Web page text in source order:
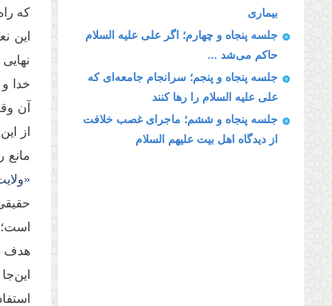
بیماری
جلسه پنجاه و چهارم؛ اگر علی علیه السلام
حاکم می‌شد ...
جلسه پنجاه و پنجم؛ سرانجام جامعه‌ای که
علی علیه السلام را رها کنند
جلسه پنجاه و ششم؛ ماجرای غصب خلافت
از دیدگاه اهل بیت علیهم السلام
که
این
خدا
آن
از
مانع
هدف